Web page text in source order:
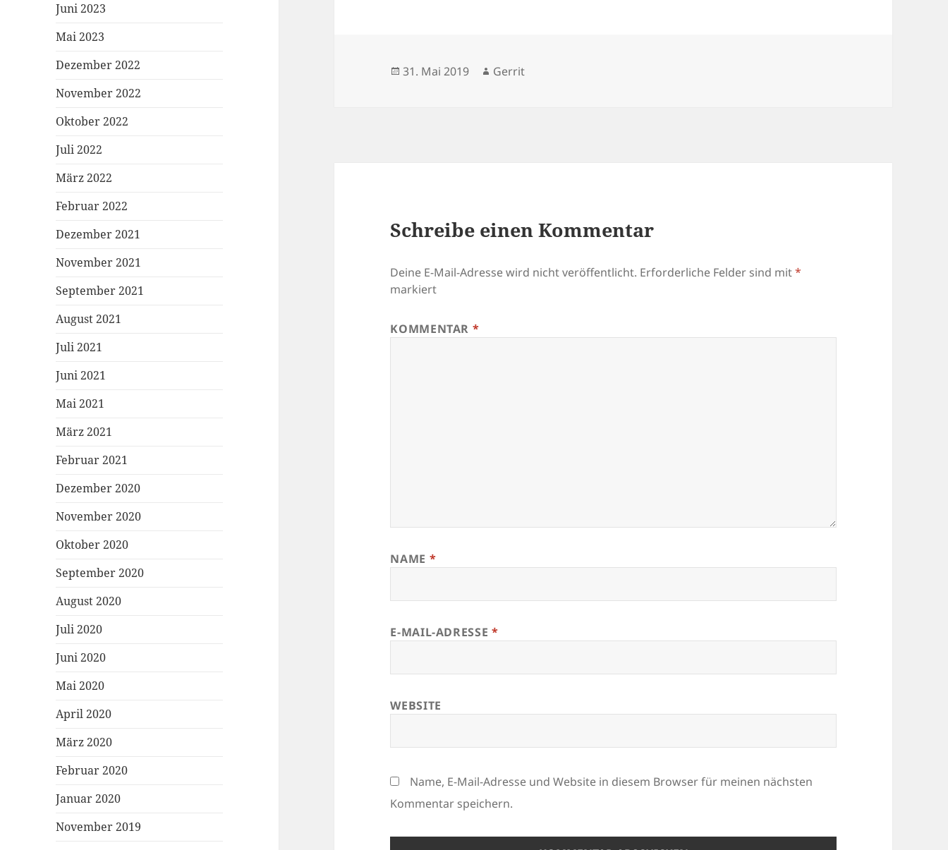
Juni 2023
Mai 2023
Dezember 2022
November 2022
Oktober 2022
Juli 2022
März 2022
Februar 2022
Dezember 2021
November 2021
September 2021
August 2021
Juli 2021
Juni 2021
Mai 2021
März 2021
Februar 2021
Dezember 2020
November 2020
Oktober 2020
September 2020
August 2020
Juli 2020
Juni 2020
Mai 2020
April 2020
März 2020
Februar 2020
Januar 2020
November 2019
Veröffentlicht
31. Mai 2019 Autor
Gerrit
Schreibe einen Kommentar
Deine E-Mail-Adresse wird nicht veröffentlicht. Erforderliche Felder sind mit*
markiert
KOMMENTAR *
NAME *
E-MAIL-ADRESSE *
WEBSITE
Name, E-Mail-Adresse und Website in diesem Browser für meinen nächsten
Kommentar speichern.